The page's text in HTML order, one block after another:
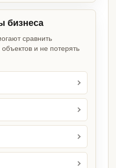
бизнеса
сравнить
и не потерять